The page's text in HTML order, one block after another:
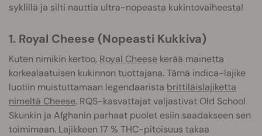
syklillä ja silti nauttia ultra-nopeasta kukintovaiheesta!
1. Royal Cheese (Nopeasti Kukkiva)
Kuten nimikin kertoo, Royal Cheese kerää mainetta
korkealaatuisen kukinnon tuottajana. Tämä indica-lajike
luotiin muistuttamaan legendaarista brittiläislajiketta
nimeltä Cheese. RQS-kasvattajat valjastivat Old School
Skunkin ja Afghanin parhaat puolet esiin saadakseen sen
toimimaan. Lajikkeen 17 % THC-pitoisuus takaa